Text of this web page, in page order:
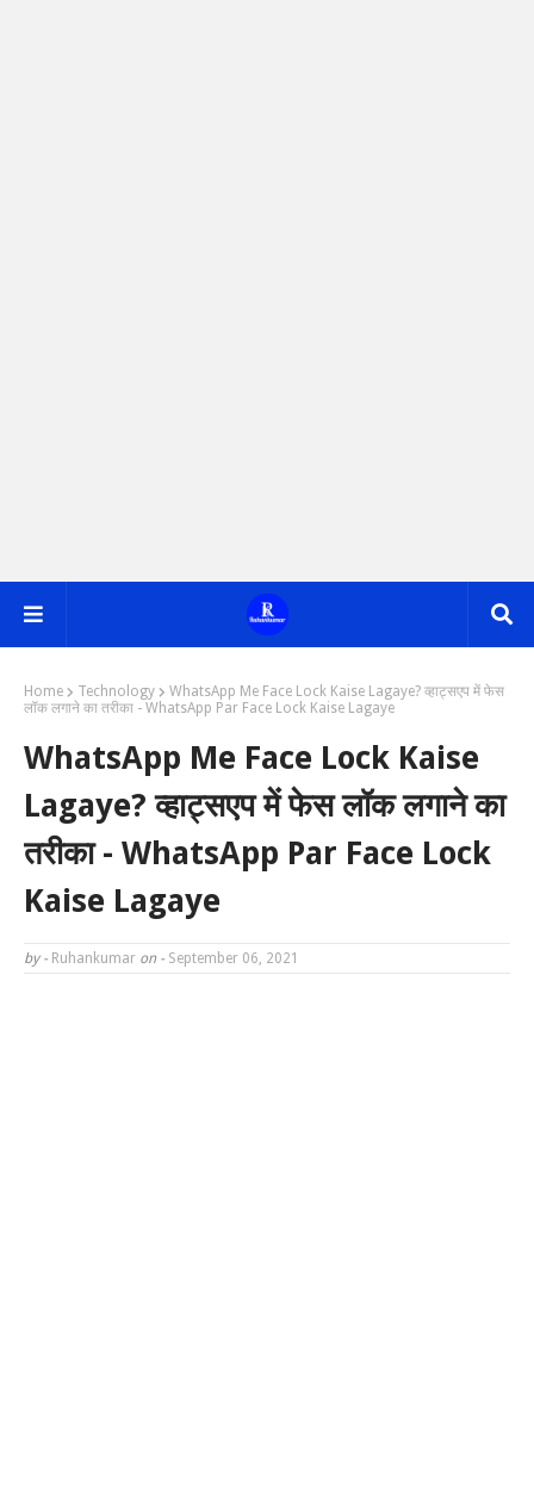
Home Technology
WhatsApp Me Face Lock Kaise Lagaye? व्हाट्सएप में फेस
लॉक लगाने का तरीका - WhatsApp Par Face Lock Kaise Lagaye
WhatsApp Me Face Lock Kaise
Lagaye? व्हाट्सएप में फेस लॉक लगाने का
तरीका - WhatsApp Par Face Lock
Kaise Lagaye
by - Ruhankumar on - September 06, 2021